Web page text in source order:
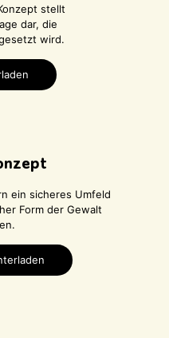
stellt
dar, die
wird.
ein sicheres Umfeld
Form der Gewalt